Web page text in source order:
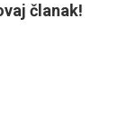
članak!